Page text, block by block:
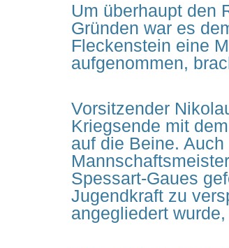
Um überhaupt den
Gründen war es
Fleckenstein eine
aufgenommen,
Vorsitzender
Kriegsende mit
auf die Beine.
Spessart-Gaues
Jugendkraft zu
angegliedert